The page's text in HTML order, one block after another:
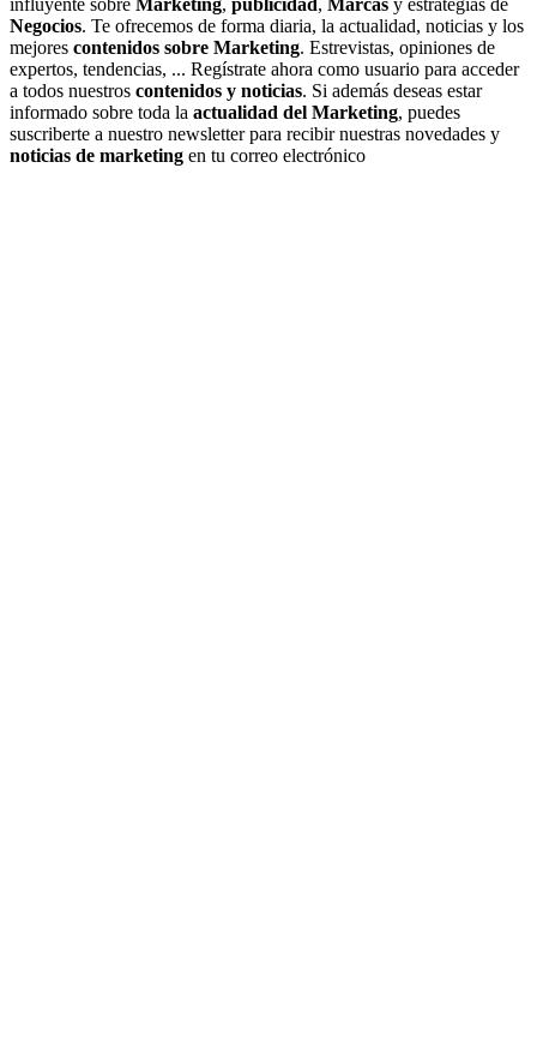
influyente sobre Marketing, publicidad , Marcas y estrategias de
Negocios. Te ofrecemos de forma diaria, la actualidad, noticias y los
mejores contenidos sobre Marketing. Estrevistas, opiniones de
expertos, tendencias, ... Regístrate ahora como usuario para acceder
a todos nuestros contenidos y noticias. Si además deseas estar
informado sobre toda la actualidad del Marketing, puedes
suscriberte a nuestro newsletter para recibir nuestras novedades y
noticias de marketing en tu correo electrónico